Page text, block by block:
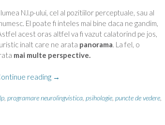
N.l.p-ului, cel al pozitiilor perceptuale, sau al
El poate fi inteles mai bine daca ne gandim,
acest oras altfel va fi vazut calatorind pe jos,
inalt care ne arata panorama. La fel, o
mai multe perspective.
reading “Alege
→
programare neurolingvistica psihologie puncte de vedere